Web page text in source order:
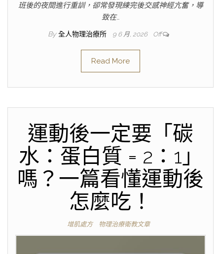
班後的夜間進行重訓，卻常發現練完後交感神經亢奮，導
致在…
By 全人物理治療所 9 6 月, 2026 Off
Read More
運動後一定要「碳
水：蛋白質 = 2：1」
嗎？一篇看懂運動後
怎麼吃！
增肌處方 物理治療衛教文章